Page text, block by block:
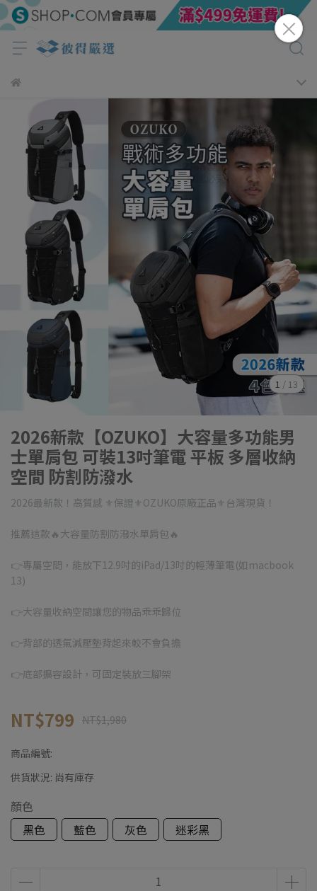
1 / 13
2026新款【OZUKO】大容量多功能男
士單肩包 可裝13吋筆電 平板 多層收納
空間 防割防潑水
2026最新款！高質感 ⚜保證⚜OZUKO原廠正品⚜台灣現貨！
推薦這款🔥大容量防割防潑水單肩包🔥
👉專屬空間，能放下12.9吋的iPad/13吋的輕薄筆電(如macbook
13)
👉大容量收納空間讓您的物品乖乖歸位
👉背部的透氣減壓墊背起來較不會負擔
👉底部擴容設計，可固定裝放三腳架
NT$799 NT$1,980
商品編號:
供貨狀況: 尚有庫存
顏色
黑色
藍色 灰色 迷彩黑